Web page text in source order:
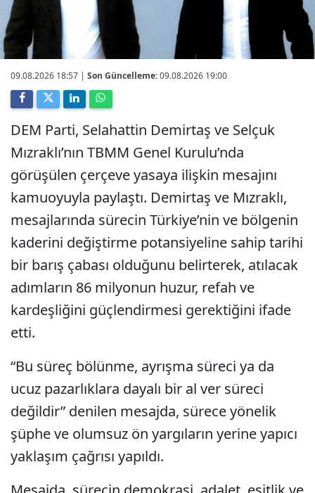
09.08.2026 18:57 | Son Güncelleme:09.08.2026 19:00
DEM Parti, Selahattin Demirtaş ve Selçuk
Mızraklı’nın TBMM Genel Kurulu’nda
görüşülen çerçeve yasaya ilişkin mesajını
kamuoyuyla paylaştı. Demirtaş ve Mızraklı,
mesajlarında sürecin Türkiye’nin ve bölgenin
kaderini değiştirme potansiyeline sahip tarihi
bir barış çabası olduğunu belirterek, atılacak
adımların 86 milyonun huzur, refah ve
kardeşliğini güçlendirmesi gerektiğini ifade
etti.
“Bu süreç bölünme, ayrışma süreci ya da
ucuz pazarlıklara dayalı bir al ver süreci
değildir” denilen mesajda, sürece yönelik
şüphe ve olumsuz ön yargıların yerine yapıcı
yaklaşım çağrısı yapıldı.